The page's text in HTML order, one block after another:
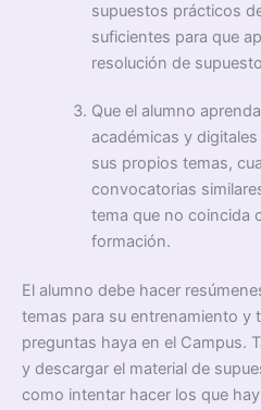
supuestos prácticos
suficientes para que
resolución de
Que el alumno
académicas y
sus propios temas,
convocatorias
tema que no coincida
formación.
El alumno debe hacer
temas para su entrenamiento y
preguntas haya en el Campus.
y descargar el material de
como intentar hacer los que